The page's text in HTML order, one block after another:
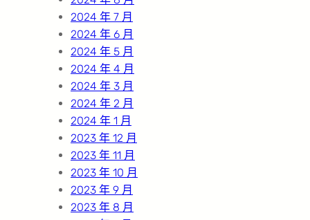
2024 年 7 月
2024 年 6 月
2024 年 5 月
2024 年 4 月
2024 年 3 月
2024 年 2 月
2024 年 1 月
2023 年 12 月
2023 年 11 月
2023 年 10 月
2023 年 9 月
2023 年 8 月